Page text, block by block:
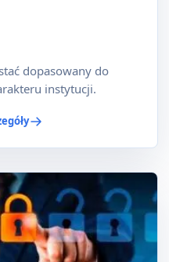
dopasowany do
instytucji.